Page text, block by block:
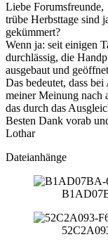
Liebe Forumsfreunde,
trübe Herbsttage sind
gekümmert?
Wenn ja: seit einigen
durchlässig, die
ausgebaut und
Das bedeutet, dass
meiner Meinung nach
das durch das
Besten Dank vorab
Lothar
Dateianhänge